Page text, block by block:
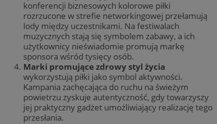
konferencji biznesowych kolorowe piłki
rozrzucone w strefie networkingowej przełamują
lody między uczestnikami. Na festiwalach
muzycznych stają się symbolem zabawy, a ich
użytkownicy nieświadomie promują markę
sponsora wśród tysięcy osób.
Marki promujące zdrowy styl życia
wykorzystują piłki jako symbol aktywności.
Kampania zachęcająca do ruchu na świeżym
powietrzu zyskuje autentyczność, gdy towarzyszy
jej praktyczny gadżet umożliwiający realizację tego
przesłania.